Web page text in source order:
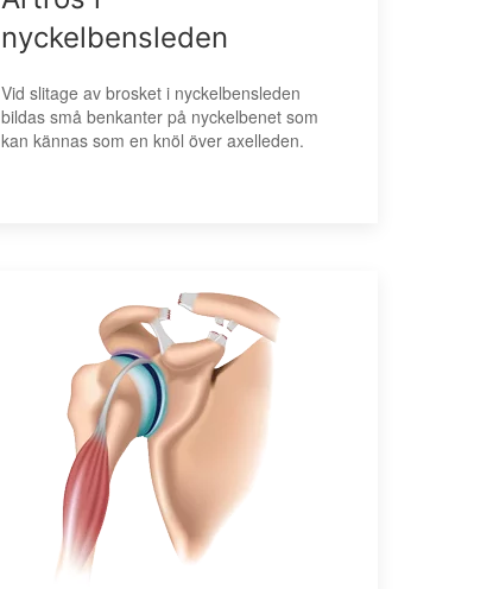
nyckelbensleden
Vid slitage av brosket i nyckelbensleden
bildas små benkanter på nyckelbenet som
kan kännas som en knöl över axelleden.